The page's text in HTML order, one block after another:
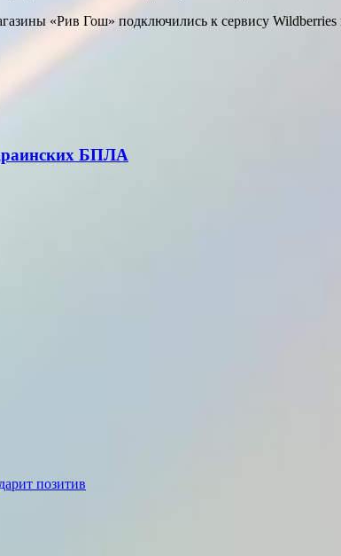
«Рив Гош» подключились к сервису
БПЛА
позитив